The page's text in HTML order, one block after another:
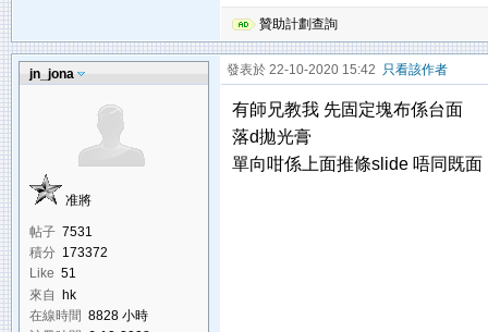
贊助計劃查詢
jn_jona
准將
帖子 7531
積分 173372
Like 51
來自 hk
在線時間 8828 小時
發表於 22-10-2020 15:42 只看該作者
有師兄教我 先固定塊布係台面
落d拋光膏
單向咁係上面推條slide 唔同既面